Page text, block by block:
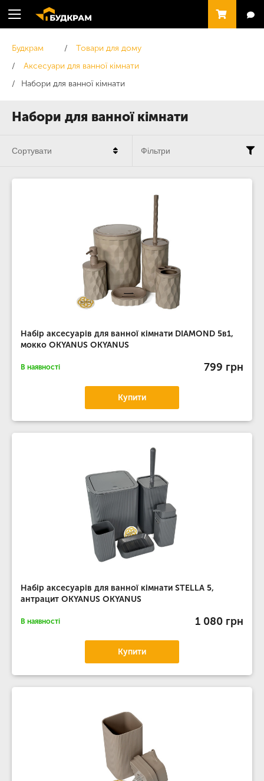
Набори для ванної кімнати
Будкрам
Товари для дому
Аксесуари для ванної кімнати
Набори для ванної кімнати
Набір аксесуарів для ванної кімнати DIAMOND 5в1,
мокко OKYANUS OKYANUS
В наявності 799 грн
Купити
Набір аксесуарів для ванної кімнати STELLA 5,
антрацит OKYANUS OKYANUS
В наявності 1 080 грн
Купити
Сортувати Фільтри